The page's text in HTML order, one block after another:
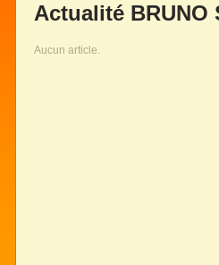
Actualité BRUNO
Aucun article.